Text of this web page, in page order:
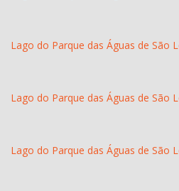
Lago do Parque das Águas de São
Lago do Parque das Águas de São
Lago do Parque das Águas de São